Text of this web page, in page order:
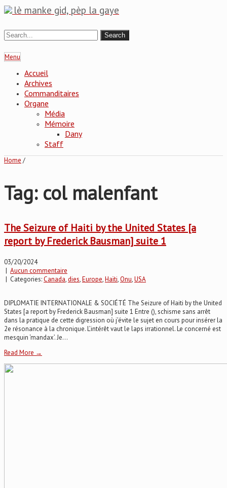
lè manke gid, pèp la gaye
Menu
Accueil
Archives
Commanditaires
Organe
Média
Mémoire
Dany
Staff
Home /
Tag: col malenfant
The Seizure of Haiti by the United States [a
report by Frederick Bausman] suite 1
03/20/2024
| Aucun commentaire
| Categories:Canada,dies,Europe,Haïti,Onu,USA
DIPLOMATIE INTERNATIONALE & SOCIÉTÉ The Seizure of Haiti by the United
States [a report by Frederick Bausman] suite 1 Entre (), schisme sans arrêt
dans la pratique de cette digression où j’évite le sujet en cours pour insérer la
2e résonance à la chronique. L’intérêt vaut le laps irrationnel. Le concerné est
mesquin ‘mandax’. Je...
Read More →